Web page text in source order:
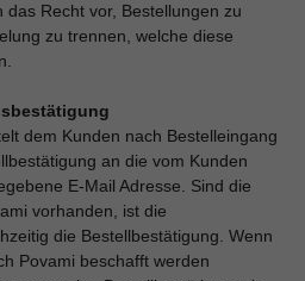
das Recht vor, Bestellungen zu
zu trennen, welche diese
dem Kunden nach Bestelleingang
an die vom Kunden
E-Mail Adresse. Sind die
vorhanden, ist die
die Bestellbestätigung. Wenn
Povami beschafft werden